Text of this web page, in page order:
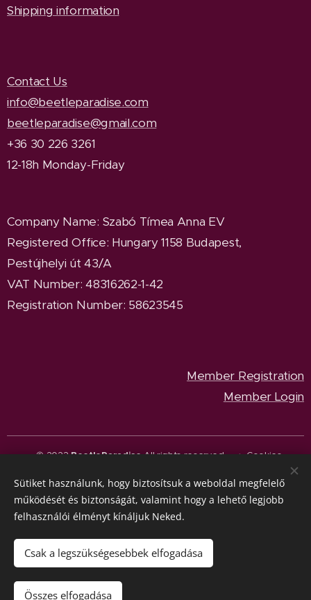
Shipping information
Contact Us
info@beetleparadise.com
beetleparadise@gmail.com
+36 30 226 3261
12-18h Monday-Friday
Company Name: Szabó Tímea Anna EV
Registered Office: Hungary 1158 Budapest,
Pestújhelyi út 43/A
VAT Number: 48316262-1-42
Registration Number: 58623545
Member Registration
Member Login
© 2023BeetleParadiseAll rights reserved. Cookies
Languages
Magyar
English
Sütiket használunk, hogy biztosítsuk a weboldal megfelelő
működését és biztonságát, valamint hogy a lehető legjobb
felhasználói élményt kínáljuk Neked.
Csak a legszükségesebbek elfogadása
Összes elfogadása